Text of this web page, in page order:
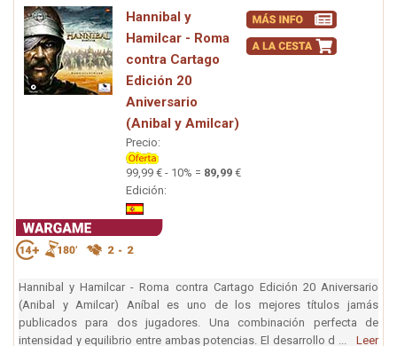
Hannibal y
Hamilcar - Roma
contra Cartago
Edición 20
Aniversario
(Anibal y Amilcar)
Precio:
99,99 € - 10% = 89,99 €
Edición:
Hannibal y Hamilcar - Roma contra Cartago Edición 20 Aniversario
(Anibal y Amilcar) Aníbal es uno de los mejores títulos jamás
publicados para dos jugadores. Una combinación perfecta de
intensidad y equilibrio entre ambas potencias. El desarrollo d ... Leer